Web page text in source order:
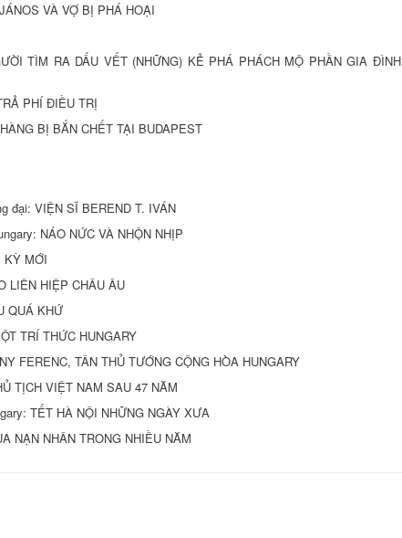
VÀ VỢ BỊ PHÁ HOẠI
TÌM RA DẤU VẾT (NHỮNG) KẺ PHÁ PHÁCH MỘ PHẦN GIA ĐÌNH
PHÍ ĐIỀU TRỊ
BỊ BẮN CHẾT TẠI BUDAPEST
đại: VIỆN SĨ BEREND T. IVÁN
NÁO NỨC VÀ NHỘN NHỊP
KỲ MỚI
LIÊN HIỆP CHÂU ÂU
QUÁ KHỨ
TRÍ THỨC HUNGARY
FERENC, TÂN THỦ TƯỚNG CỘNG HÒA HUNGARY
TỊCH VIỆT NAM SAU 47 NĂM
TẾT HÀ NỘI NHỮNG NGÀY XƯA
NẠN NHÂN TRONG NHIỀU NĂM